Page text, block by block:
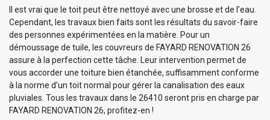
Il est vrai que le toit peut être nettoyé avec une brosse et de l’eau.
Cependant, les travaux bien faits sont les résultats du savoir-faire
des personnes expérimentées en la matière. Pour un
démoussage de tuile, les couvreurs de FAYARD RENOVATION 26
assure à la perfection cette tâche. Leur intervention permet de
vous accorder une toiture bien étanchée, suffisamment conforme
à la norme d’un toit normal pour gérer la canalisation des eaux
pluviales. Tous les travaux dans le 26410 seront pris en charge par
FAYARD RENOVATION 26, profitez-en !